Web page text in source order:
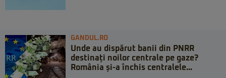
GANDUL.RO
Unde au dispărut banii din PNRR
destinați noilor centrale pe gaze?
România și-a închis centralele...